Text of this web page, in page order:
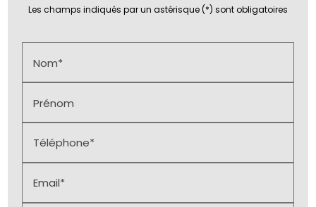
Les champs indiqués par un astérisque (*) sont obligatoires
Nom*
Prénom
Téléphone*
Email*